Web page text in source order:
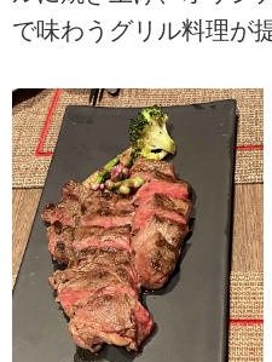
で味わうグリル料理が